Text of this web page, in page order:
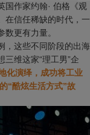
国作家约翰· 伯格《观
在信任稀缺的时代，一
更有力量。
，这些不同阶段的出海
维这家“理工男”企
化演绎，成功将工业
“酷炫生活方式”故